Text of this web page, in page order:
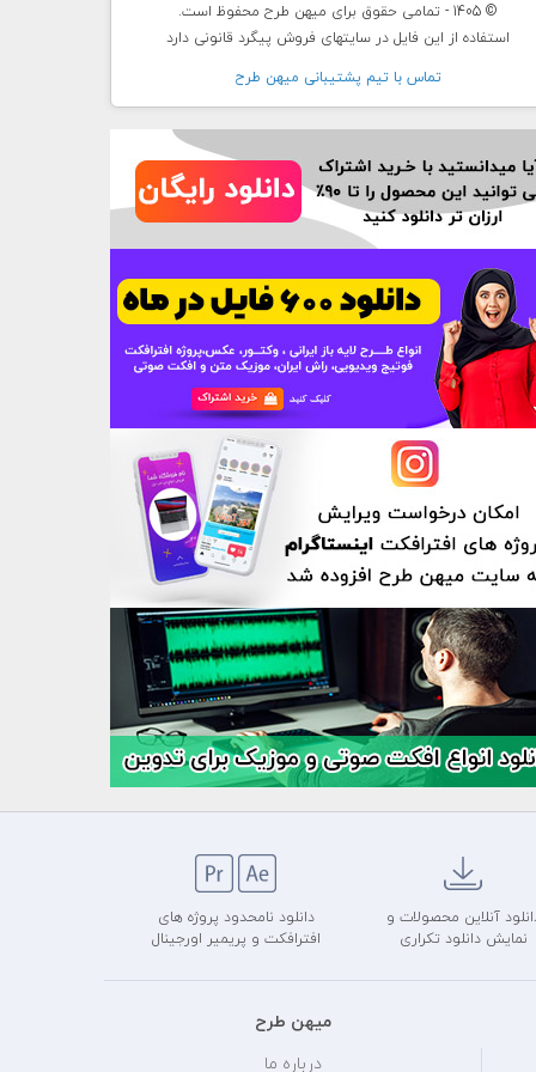
© 1405 - تمامی حقوق برای میهن طرح محفوظ است.
استفاده از این فایل در سایتهای فروش پیگرد قانونی دارد
تماس با تيم پشتيبانی ميهن طرح
آنلاین محصولات و
نمایش دانلود تکراری
دانلود نامحدود پروژه های
افترافکت و پریمیر اورجینال
میهن طرح
درباره ما